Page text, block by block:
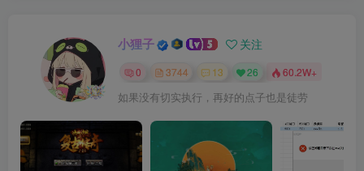
小狸子 关注
0 3744 13 26 60.2W+
如果没有切实执行，再好的点子也是徒劳